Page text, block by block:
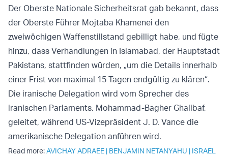
Der Oberste Nationale Sicherheitsrat gab bekannt, dass
der Oberste Führer Mojtaba Khamenei den
zweiwöchigen Waffenstillstand gebilligt habe, und fügte
hinzu, dass Verhandlungen in Islamabad, der Hauptstadt
Pakistans, stattfinden würden, „um die Details innerhalb
einer Frist von maximal 15 Tagen endgültig zu klären“.
Die iranische Delegation wird vom Sprecher des
iranischen Parlaments, Mohammad-Bagher Ghalibaf,
geleitet, während US-Vizepräsident J. D. Vance die
amerikanische Delegation anführen wird.
Read more:AVICHAY ADRAEE | BENJAMIN NETANYAHU | ISRAEL